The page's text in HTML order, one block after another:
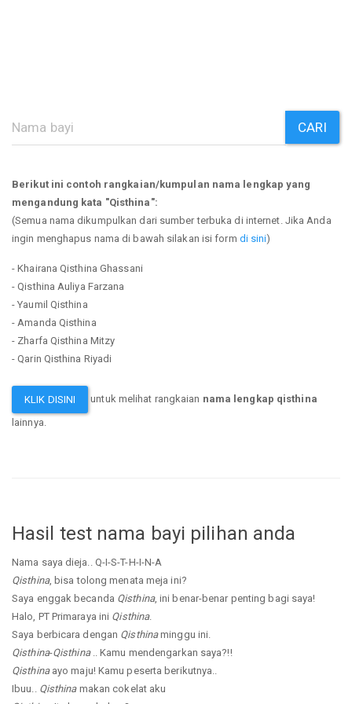
CARI
Berikut ini contoh rangkaian/kumpulan nama lengkap yang
mengandung kata "Qisthina":
(Semua nama dikumpulkan dari sumber terbuka di internet. Jika Anda
ingin menghapus nama di bawah silakan isi form di sini)
- Khairana Qisthina Ghassani
- Qisthina Auliya Farzana
- Yaumil Qisthina
- Amanda Qisthina
- Zharfa Qisthina Mitzy
- Qarin Qisthina Riyadi
KLIK DISINI untuk melihat rangkaian nama lengkap qisthina
lainnya.
Hasil test nama bayi pilihan anda
Nama saya dieja.. Q-I-S-T-H-I-N-A
Qisthina, bisa tolong menata meja ini?
Saya enggak becanda Qisthina, ini benar-benar penting bagi saya!
Halo, PT Primaraya ini Qisthina.
Saya berbicara dengan Qisthinaminggu ini.
Qisthina-Qisthina.. Kamu mendengarkan saya?!!
Qisthinaayo maju! Kamu peserta berikutnya..
Ibuu.. Qisthinamakan cokelat aku